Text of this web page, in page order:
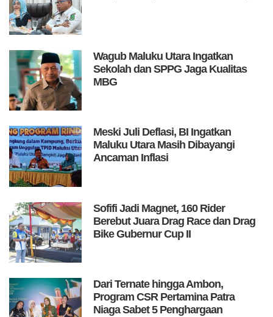
Wagub Maluku Utara Ingatkan
Sekolah dan SPPG Jaga Kualitas
MBG
Meski Juli Deflasi, BI Ingatkan
Maluku Utara Masih Dibayangi
Ancaman Inflasi
Sofifi Jadi Magnet, 160 Rider
Berebut Juara Drag Race dan Drag
Bike Gubernur Cup II
Dari Ternate hingga Ambon,
Program CSR Pertamina Patra
Niaga Sabet 5 Penghargaan